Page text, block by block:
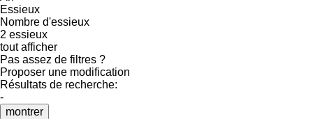
Essieux
Nombre d'essieux
2 essieux
tout afficher
Pas assez de filtres ?
Proposer une modification
Résultats de recherche:
-
montrer